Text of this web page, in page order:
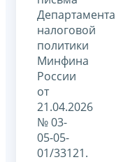
Департамента
налоговой
политики
Минфина
России
от
21.04.2026
№ 03-
05-05-
01/33121.